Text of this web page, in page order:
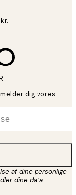
dig vores
af dine personlige
dine data